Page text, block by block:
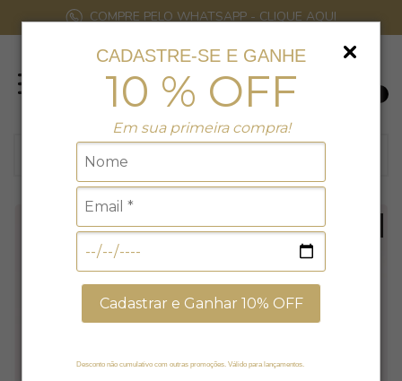
CADASTRE-SE E GANHE
10 % OFF
Em sua primeira compra!
Cadastrar e Ganhar 10% OFF
Desconto não cumulativo com outras promoções. Válido para lançamentos.
COMPRE PELO WHATSAPP - CLIQUE AQUI
21% EXCLUSIVO NO SITE